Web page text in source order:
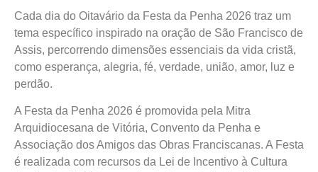
Cada dia do Oitavário da Festa da Penha 2026 traz um
tema específico inspirado na oração de São Francisco de
Assis, percorrendo dimensões essenciais da vida cristã,
como esperança, alegria, fé, verdade, união, amor, luz e
perdão.
A Festa da Penha 2026 é promovida pela Mitra
Arquidiocesana de Vitória, Convento da Penha e
Associação dos Amigos das Obras Franciscanas. A Festa
é realizada com recursos da Lei de Incentivo à Cultura